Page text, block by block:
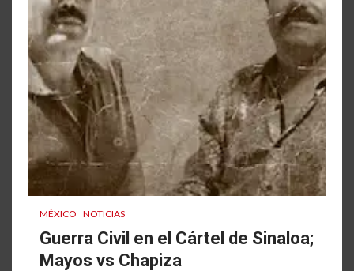
MÉXICO NOTICIAS
Guerra Civil en el Cártel de Sinaloa;
Mayos vs Chapiza